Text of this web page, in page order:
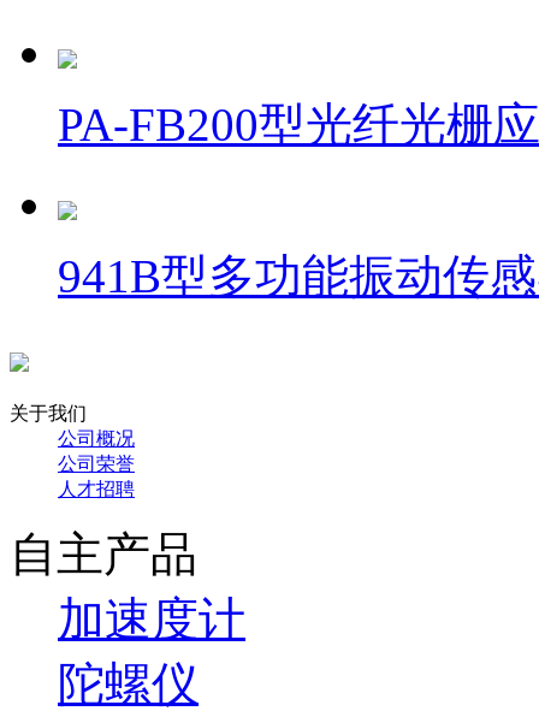
PA-FB200型光纤光栅
941B型多功能振动传
关于我们
公司概况
公司荣誉
人才招聘
自主产品
加速度计
陀螺仪